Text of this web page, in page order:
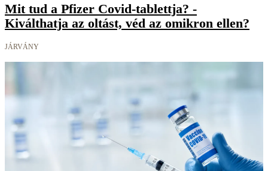
Mit tud a Pfizer Covid-tablettja? -
Kiválthatja az oltást, véd az omikron ellen?
JÁRVÁNY